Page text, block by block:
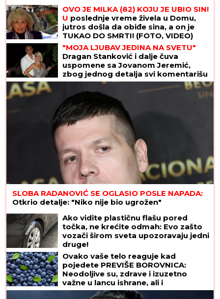
OVO JE MILKA (82) KOJU JE UBIO SIN!
U poslednje vreme živela u Domu,
jutros došla da obiđe sina, a on je
TUKAO DO SMRTI! (FOTO, VIDEO)
"MOJA LJUBAV JEDINA NA SVETU"
Dragan Stanković i dalje čuva
uspomene sa Jovanom Jeremić,
zbog jednog detalja svi komentarišu
da je nije preboleo
SLOBA RADANOVIĆ SE OGLASIO POSLE NAPADA:
Otkrio detalje: "Niko nije bio ugrožen"
Ako vidite plastičnu flašu pored
točka, ne krećite odmah: Evo zašto
vozači širom sveta upozoravaju jedni
druge!
Ovako vaše telo reaguje kad
pojedete PREVIŠE BOROVNICA:
Neodoljive su, zdrave i izuzetno
važne u lancu ishrane, ali i
superhrana IMA SVOJE MANE